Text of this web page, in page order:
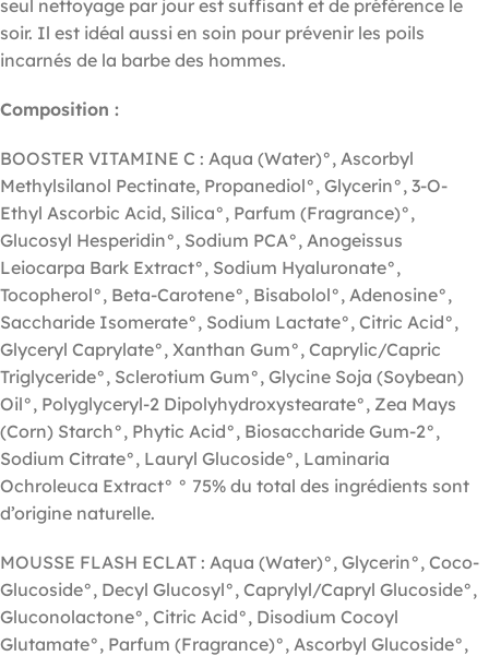
seul nettoyage par jour est suffisant et de préférence le
soir. Il est idéal aussi en soin pour prévenir les poils
incarnés de la barbe des hommes.
Composition :
BOOSTER VITAMINE C : Aqua (Water)°, Ascorbyl
Methylsilanol Pectinate, Propanediol°, Glycerin°, 3-O-
Ethyl Ascorbic Acid, Silica°, Parfum (Fragrance)°,
Glucosyl Hesperidin°, Sodium PCA°, Anogeissus
Leiocarpa Bark Extract°, Sodium Hyaluronate°,
Tocopherol°, Beta-Carotene°, Bisabolol°, Adenosine°,
Saccharide Isomerate°, Sodium Lactate°, Citric Acid°,
Glyceryl Caprylate°, Xanthan Gum°, Caprylic/Capric
Triglyceride°, Sclerotium Gum°, Glycine Soja (Soybean)
Oil°, Polyglyceryl-2 Dipolyhydroxystearate°, Zea Mays
(Corn) Starch°, Phytic Acid°, Biosaccharide Gum-2°,
Sodium Citrate°, Lauryl Glucoside°, Laminaria
Ochroleuca Extract° ° 75% du total des ingrédients sont
d’origine naturelle.
MOUSSE FLASH ECLAT : Aqua (Water)°, Glycerin°, Coco-
Glucoside°, Decyl Glucosyl°, Caprylyl/Capryl Glucoside°,
Gluconolactone°, Citric Acid°, Disodium Cocoyl
Glutamate°, Parfum (Fragrance)°, Ascorbyl Glucoside°,